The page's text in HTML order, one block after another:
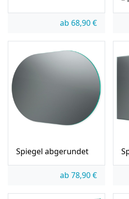
ab 68,90€
Spiegel abgerundet
ab 78,90€